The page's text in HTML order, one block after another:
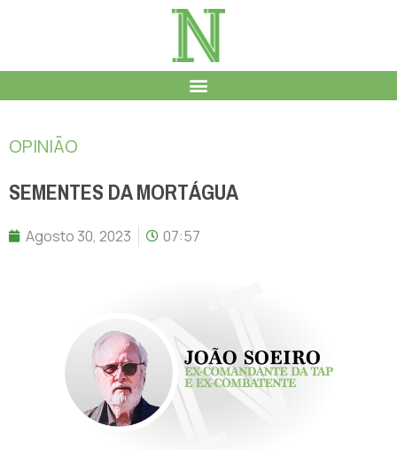
OPINIÃO
SEMENTES DA MORTÁGUA
Agosto 30, 2023 07:57